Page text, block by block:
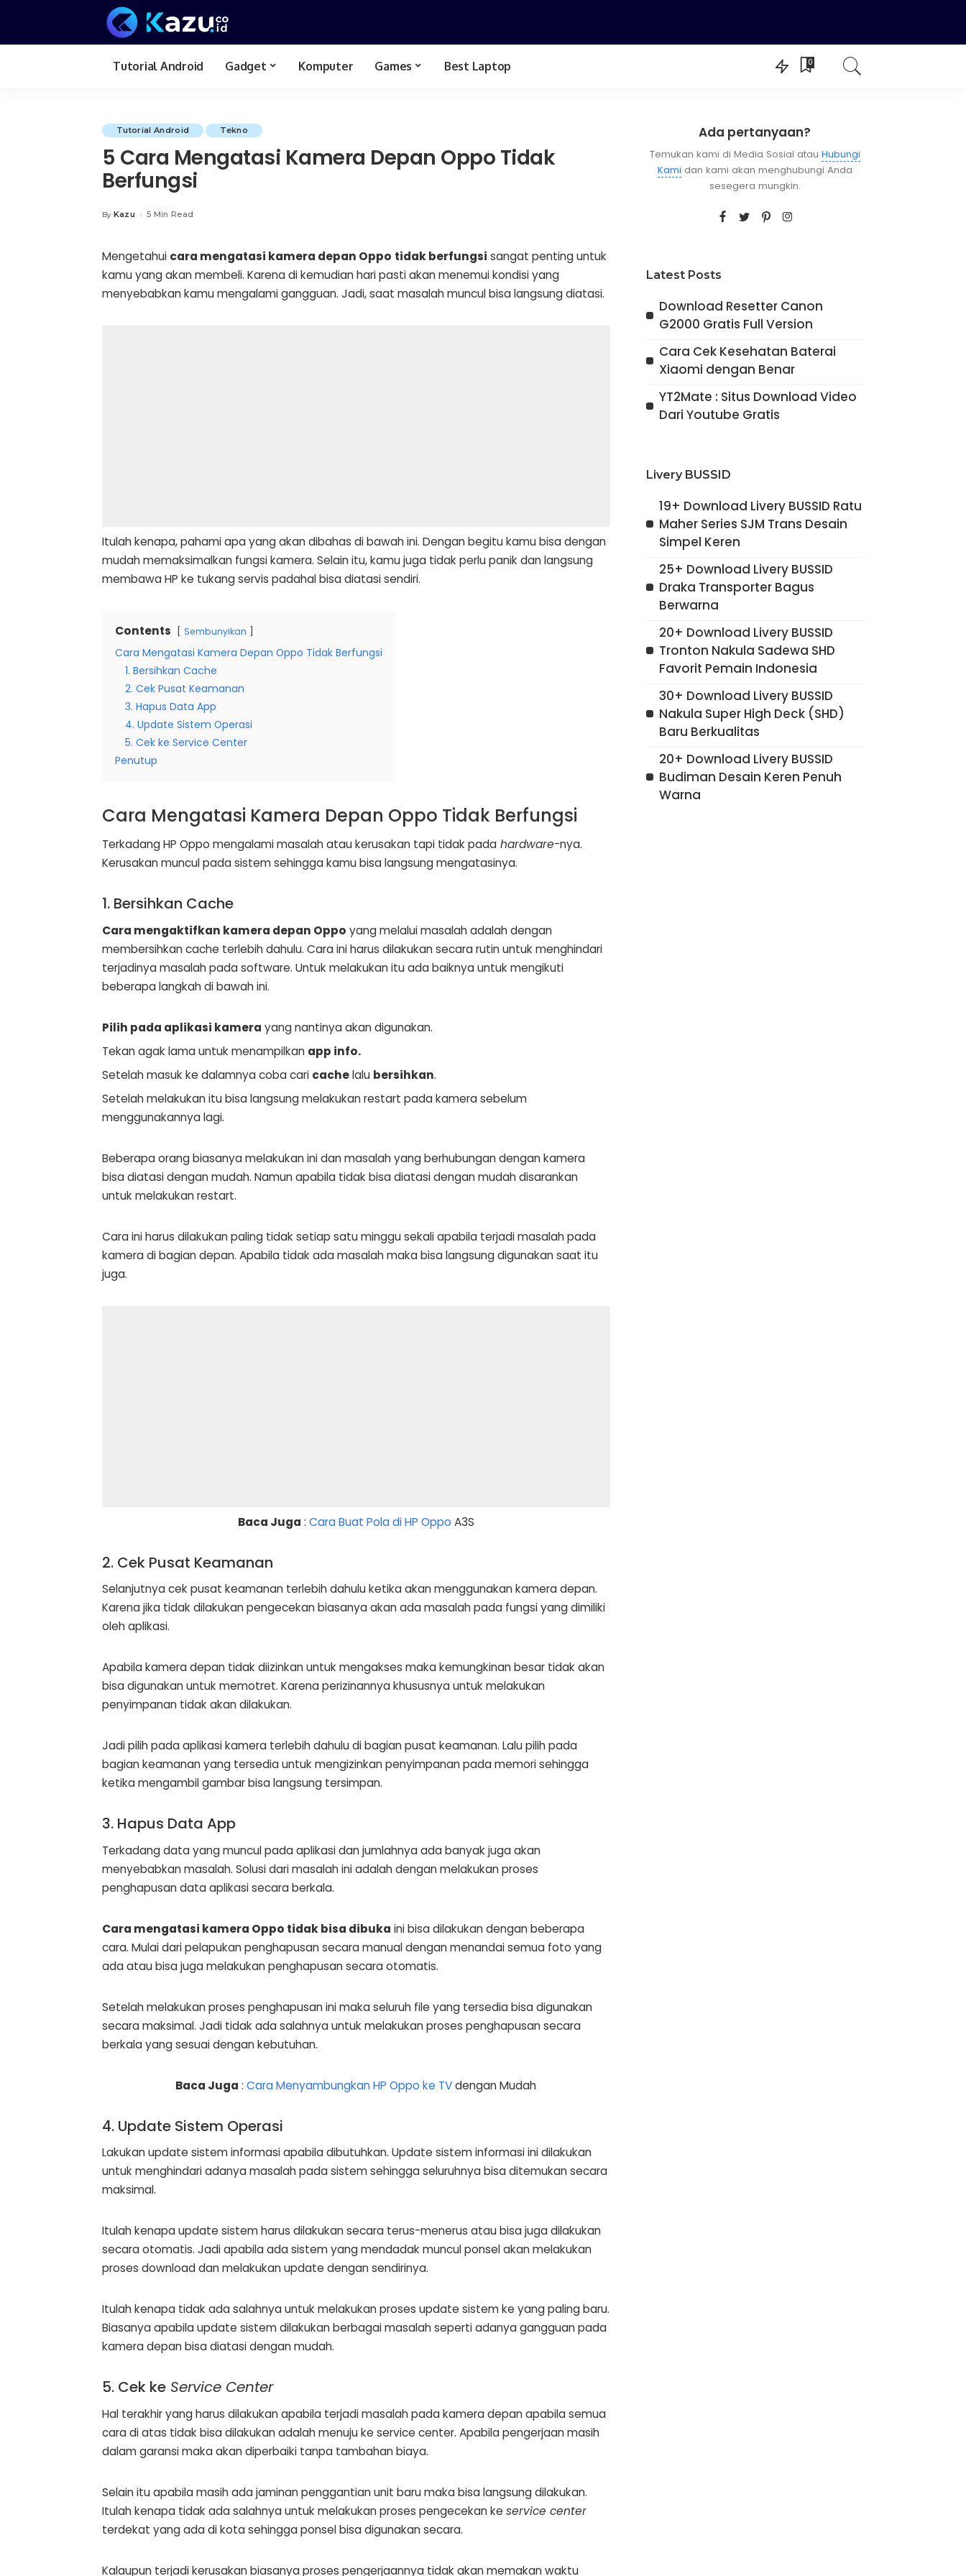
Tutorial Android Gadget Komputer Games Best Laptop 0
Tutorial Android Tekno
5 Cara Mengatasi Kamera Depan Oppo Tidak
Berfungsi
Posted
By Kazu 5 Min Read
Mengetahui cara mengatasi kamera depan Oppo tidak berfungsi sangat penting untuk
kamu yang akan membeli. Karena di kemudian hari pasti akan menemui kondisi yang
menyebabkan kamu mengalami gangguan. Jadi, saat masalah muncul bisa langsung diatasi.
Itulah kenapa, pahami apa yang akan dibahas di bawah ini. Dengan begitu kamu bisa dengan
mudah memaksimalkan fungsi kamera. Selain itu, kamu juga tidak perlu panik dan langsung
membawa HP ke tukang servis padahal bisa diatasi sendiri.
Contents Sembunyikan
Cara Mengatasi Kamera Depan Oppo Tidak Berfungsi
1. Bersihkan Cache
2. Cek Pusat Keamanan
3. Hapus Data App
4. Update Sistem Operasi
5. Cek ke Service Center
Penutup
Cara Mengatasi Kamera Depan Oppo Tidak Berfungsi
Terkadang HP Oppo mengalami masalah atau kerusakan tapi tidak pada hardware-nya.
Kerusakan muncul pada sistem sehingga kamu bisa langsung mengatasinya.
1. Bersihkan Cache
Cara mengaktifkan kamera depan Oppo yang melalui masalah adalah dengan
membersihkan cache terlebih dahulu. Cara ini harus dilakukan secara rutin untuk menghindari
terjadinya masalah pada software. Untuk melakukan itu ada baiknya untuk mengikuti
beberapa langkah di bawah ini.
Pilih pada aplikasi kamera yang nantinya akan digunakan.
Tekan agak lama untuk menampilkan app info.
Setelah masuk ke dalamnya coba cari cachelalu bersihkan.
Setelah melakukan itu bisa langsung melakukan restart pada kamera sebelum
menggunakannya lagi.
Beberapa orang biasanya melakukan ini dan masalah yang berhubungan dengan kamera
bisa diatasi dengan mudah. Namun apabila tidak bisa diatasi dengan mudah disarankan
untuk melakukan restart.
Cara ini harus dilakukan paling tidak setiap satu minggu sekali apabila terjadi masalah pada
kamera di bagian depan. Apabila tidak ada masalah maka bisa langsung digunakan saat itu
juga.
Baca Juga : Cara Buat Pola di HP Oppo A3S
2. Cek Pusat Keamanan
Selanjutnya cek pusat keamanan terlebih dahulu ketika akan menggunakan kamera depan.
Karena jika tidak dilakukan pengecekan biasanya akan ada masalah pada fungsi yang dimiliki
oleh aplikasi.
Apabila kamera depan tidak diizinkan untuk mengakses maka kemungkinan besar tidak akan
bisa digunakan untuk memotret. Karena perizinannya khususnya untuk melakukan
penyimpanan tidak akan dilakukan.
Jadi pilih pada aplikasi kamera terlebih dahulu di bagian pusat keamanan. Lalu pilih pada
bagian keamanan yang tersedia untuk mengizinkan penyimpanan pada memori sehingga
ketika mengambil gambar bisa langsung tersimpan.
3. Hapus Data App
Terkadang data yang muncul pada aplikasi dan jumlahnya ada banyak juga akan
menyebabkan masalah. Solusi dari masalah ini adalah dengan melakukan proses
penghapusan data aplikasi secara berkala.
Cara mengatasi kamera Oppo tidak bisa dibuka ini bisa dilakukan dengan beberapa
cara. Mulai dari pelapukan penghapusan secara manual dengan menandai semua foto yang
ada atau bisa juga melakukan penghapusan secara otomatis.
Setelah melakukan proses penghapusan ini maka seluruh file yang tersedia bisa digunakan
secara maksimal. Jadi tidak ada salahnya untuk melakukan proses penghapusan secara
berkala yang sesuai dengan kebutuhan.
Baca Juga :Cara Menyambungkan HP Oppo ke TVdengan Mudah
4. Update Sistem Operasi
Lakukan update sistem informasi apabila dibutuhkan. Update sistem informasi ini dilakukan
untuk menghindari adanya masalah pada sistem sehingga seluruhnya bisa ditemukan secara
maksimal.
Itulah kenapa update sistem harus dilakukan secara terus-menerus atau bisa juga dilakukan
secara otomatis. Jadi apabila ada sistem yang mendadak muncul ponsel akan melakukan
proses download dan melakukan update dengan sendirinya.
Itulah kenapa tidak ada salahnya untuk melakukan proses update sistem ke yang paling baru.
Biasanya apabila update sistem dilakukan berbagai masalah seperti adanya gangguan pada
kamera depan bisa diatasi dengan mudah.
5. Cek ke Service Center
Hal terakhir yang harus dilakukan apabila terjadi masalah pada kamera depan apabila semua
cara di atas tidak bisa dilakukan adalah menuju ke service center. Apabila pengerjaan masih
dalam garansi maka akan diperbaiki tanpa tambahan biaya.
Selain itu apabila masih ada jaminan penggantian unit baru maka bisa langsung dilakukan.
Itulah kenapa tidak ada salahnya untuk melakukan proses pengecekan ke service center
terdekat yang ada di kota sehingga ponsel bisa digunakan secara.
Kalaupun terjadi kerusakan biasanya proses pengerjaannya tidak akan memakan waktu
Ada pertanyaan?
Temukan kami di Media Sosial atau Hubungi
Kami dan kami akan menghubungi Anda
sesegera mungkin.
Latest Posts
Download Resetter Canon
G2000 Gratis Full Version
Cara Cek Kesehatan Baterai
Xiaomi dengan Benar
YT2Mate : Situs Download Video
Dari Youtube Gratis
Livery BUSSID
19+ Download Livery BUSSID Ratu
Maher Series SJM Trans Desain
Simpel Keren
25+ Download Livery BUSSID
Draka Transporter Bagus
Berwarna
20+ Download Livery BUSSID
Tronton Nakula Sadewa SHD
Favorit Pemain Indonesia
30+ Download Livery BUSSID
Nakula Super High Deck (SHD)
Baru Berkualitas
20+ Download Livery BUSSID
Budiman Desain Keren Penuh
Warna